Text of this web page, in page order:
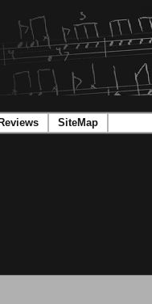
Reviews SiteMap